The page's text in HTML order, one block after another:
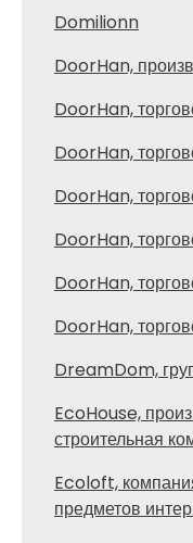
Domilionn
DoorHan,
DoorHan,
DoorHan,
DoorHan,
DoorHan,
DoorHan,
DoorHan,
DreamDom,
EcoHouse,
строительная
Ecoloft,
предметов